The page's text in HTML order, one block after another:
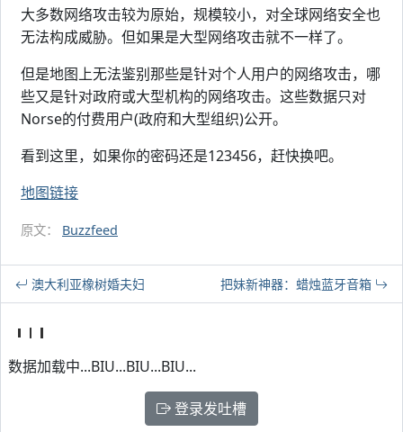
大多数网络攻击较为原始，规模较小，对全球网络安全也
无法构成威胁。但如果是大型网络攻击就不一样了。
但是地图上无法鉴别那些是针对个人用户的网络攻击，哪
些又是针对政府或大型机构的网络攻击。这些数据只对
Norse的付费用户(政府和大型组织)公开。
看到这里，如果你的密码还是123456，赶快换吧。
地图链接
原文： Buzzfeed
澳大利亚橡树婚夫妇 把妹新神器：蜡烛蓝牙音箱
数据加载中...BIU...BIU...BIU...
登录发吐槽